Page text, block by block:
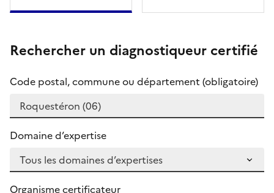
Rechercher un diagnostiqueur certifié
Code postal, commune ou département (obligatoire)
Domaine d’expertise
Organisme certificateur